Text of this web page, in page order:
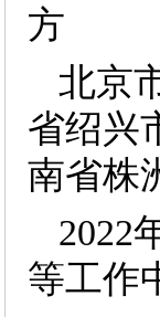
方
北京
省绍兴
南省株
2022
等工作